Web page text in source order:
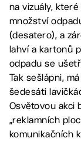
na vizuály,
množství
(desatero), a
lahví a kartonů
odpadu se
Tak sešlápni,
šedesáti
Osvětovou akci
„reklamních
komunikačních